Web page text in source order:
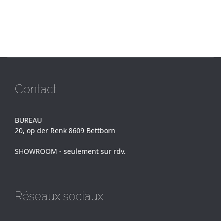
Contact
BUREAU
20, op der Renk 8609 Bettborn
SHOWROOM - seulement sur rdv.
Réseaux sociaux